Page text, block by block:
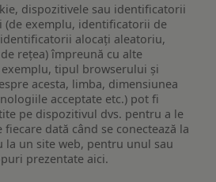
dispozitivele sau identificatorii
(de exemplu, identificatorii de
alocați aleatoriu,
rețea) împreună cu alte
tipul browserului și
acesta, limba, dimensiunea
acceptate etc.) pot fi
pe dispozitivul dvs. pentru a le
fiecare dată când se conectează la
la un site web, pentru unul sau
prezentate aici.